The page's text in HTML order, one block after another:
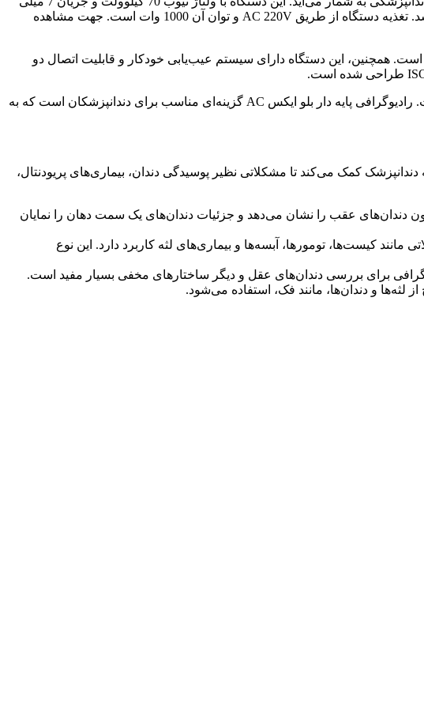
پیشرفته و تایمر دیجیتال، زمان اکسپوز آن از 0.06 تا 3.2 ثانیه قابل تنظیم است. همچنین، این دستگاه دارای سیستم عیب‌یابی خودکار و قابلیت اتصال دو
این دستگاه قادر به کار با سیستم‌های RVG و PSP است و برای افزایش وضوح تصاویر، فیلتر آلومینیومی در آن تعبیه شده است. رادیوگرافی پایه دار بلو ایکس AC گزینه‌ای مناسب برای دندانپزشکان است که به
کمک می‌کند تا مشکلاتی نظیر پوسیدگی دندان، بیماری‌های پریودنتال،
دندان‌های عقب را نشان می‌دهد و جزئیات دندان‌های یک سمت دهان را نمایان
کیست‌ها، تومورها، آبسه‌ها و بیماری‌های لثه کاربرد دارد. این نوع
برای بررسی دندان‌های عقل و دیگر ساختارهای مخفی بسیار مفید است.
لثه‌ها و دندان‌ها، مانند فک، استفاده می‌شود.